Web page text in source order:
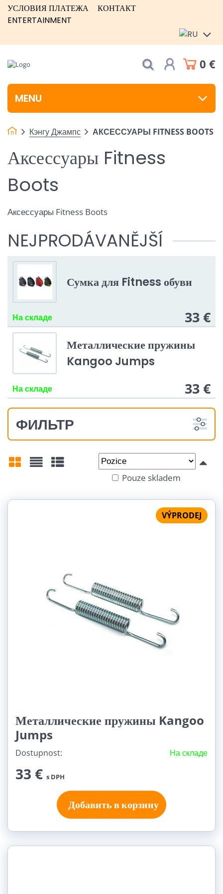
УСЛОВИЯ ПЛАТЕЖА
КОНТАКТ
ENTERTAINMENT
0 €
MENU
Кэнгу Джампс АКСЕССУАРЫ FITNESS BOOTS
Аксессуары Fitness
Boots
Аксессуары Fitness Boots
NEJPRODÁVANĚJŠÍ
Сумка для Fitness обуви
На складе 33 €
Металлические пружины
Kangoo Jumps
На складе 33 €
ФИЛЬТР
Do:Pouze skladem
VÝPRODEJ
Металлические пружины Kangoo
Jumps
Dostupnost: На складе
33 € s DPH
Добавить в корзину